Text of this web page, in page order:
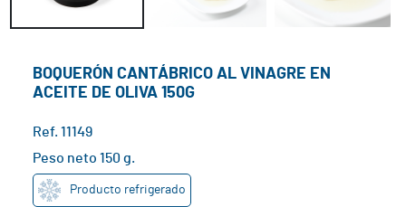
Vasca
Contacto
BOQUERÓN CANTÁBRICO AL VINAGRE EN
ACEITE DE OLIVA 150G
Ref. 11149
Peso neto 150 g.
Producto refrigerado